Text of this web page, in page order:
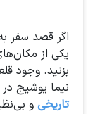
اگر قصد سفر
یکی از
نیما یوشیج
تاریخی و